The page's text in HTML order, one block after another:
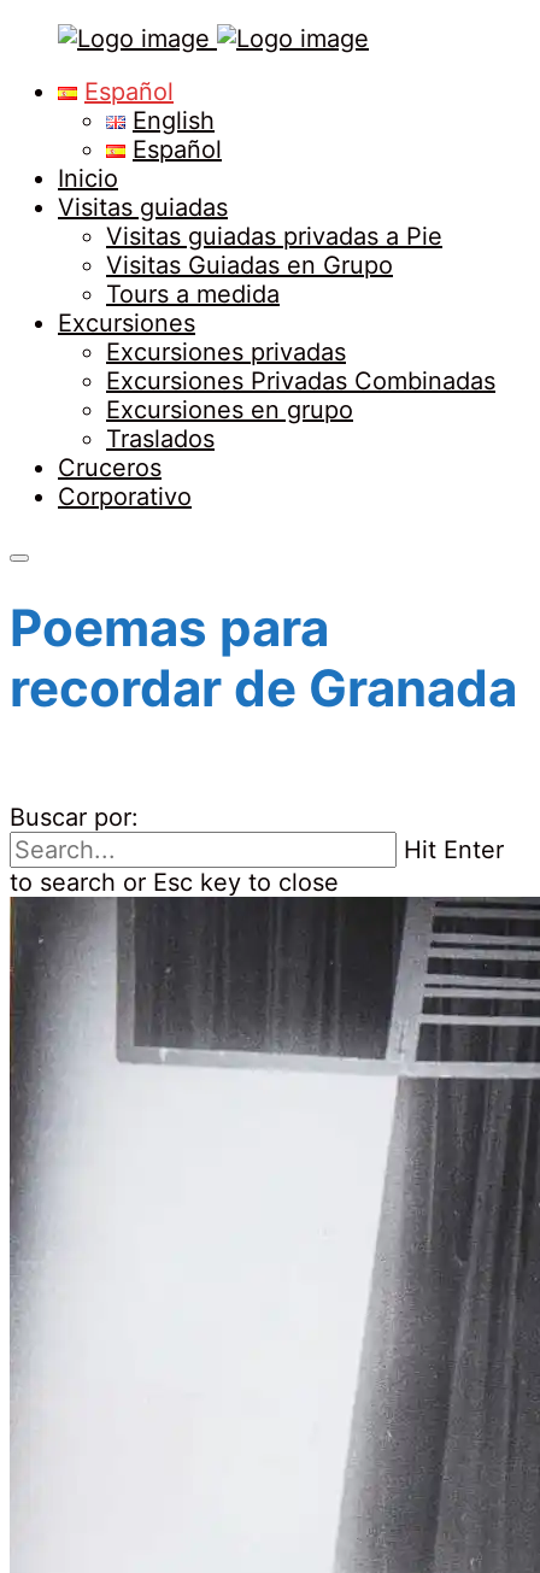
in
Malaga
PrimaryEspañol
English
Español
Inicio
Visitas guiadas
Visitas guiadas privadas a Pie
Visitas Guiadas en Grupo
Tours a medida
Excursiones
Excursiones privadas
Excursiones Privadas Combinadas
Excursiones en grupo
Traslados
Cruceros
Corporativo
Poemas para
recordar de Granada
Buscar por:
Hit Enter
to search or Esc key to close